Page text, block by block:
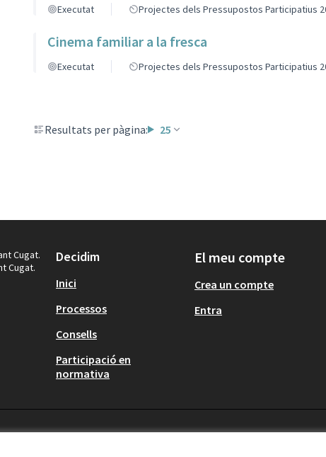
Executat Projectes dels Pressupostos Participatius
Cinema familiar a la fresca
Executat Projectes dels Pressupostos Participatius
Resultats per pàgina: 25
Cugat.
Cugat.
Decidim
Inici
Processos
Consells
Participació en
normativa
El meu compte
Crea un compte
Entra